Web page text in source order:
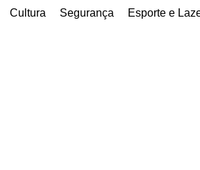
Cultura Segurança Esporte e